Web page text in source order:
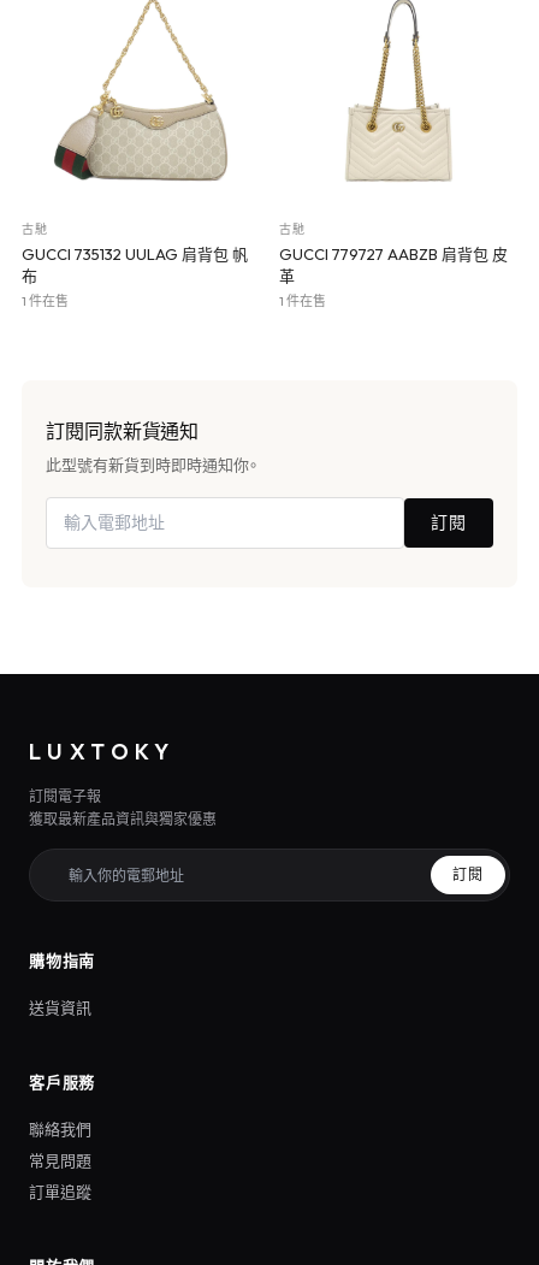
古馳
GUCCI 735132 UULAG 肩背包 帆
布
1 件在售
古馳
GUCCI 779727 AABZB 肩背包 皮
革
1 件在售
訂閱同款新貨通知
此型號有新貨到時即時通知你。
訂閱
LUXTOKY
訂閱電子報
獲取最新產品資訊與獨家優惠
訂閱
購物指南
送貨資訊
客戶服務
聯絡我們
常見問題
訂單追蹤